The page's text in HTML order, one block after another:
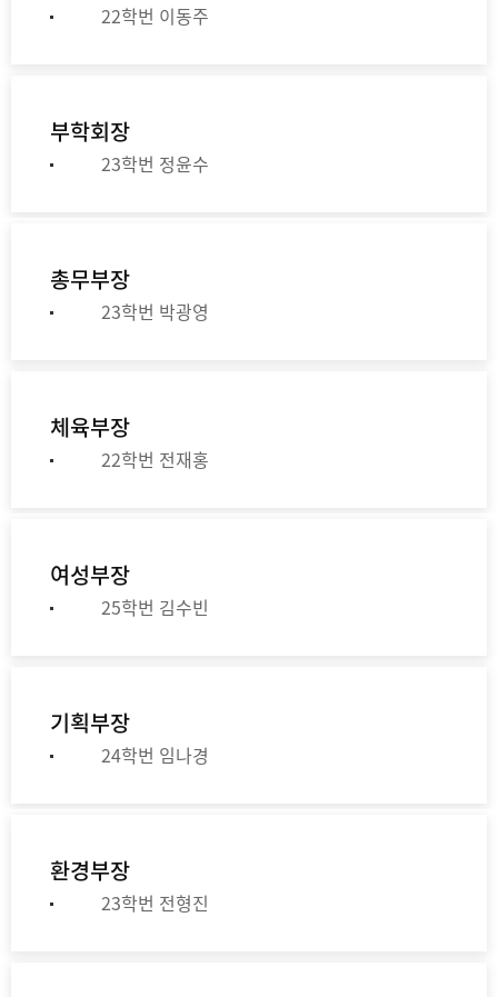
22학번 이동주
부학회장
23학번 정윤수
총무부장
23학번 박광영
체육부장
22학번 전재홍
여성부장
25학번 김수빈
기획부장
24학번 임나경
환경부장
23학번 전형진